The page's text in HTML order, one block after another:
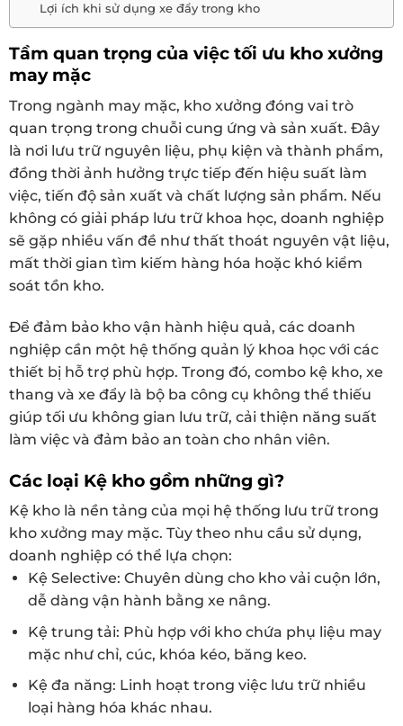
Lợi ích khi sử dụng xe đẩy trong kho
Tầm quan trọng của việc tối ưu kho xưởng
may mặc
Trong ngành may mặc, kho xưởng đóng vai trò
quan trọng trong chuỗi cung ứng và sản xuất. Đây
là nơi lưu trữ nguyên liệu, phụ kiện và thành phẩm,
đồng thời ảnh hưởng trực tiếp đến hiệu suất làm
việc, tiến độ sản xuất và chất lượng sản phẩm. Nếu
không có giải pháp lưu trữ khoa học, doanh nghiệp
sẽ gặp nhiều vấn đề như thất thoát nguyên vật liệu,
mất thời gian tìm kiếm hàng hóa hoặc khó kiểm
soát tồn kho.
Để đảm bảo kho vận hành hiệu quả, các doanh
nghiệp cần một hệ thống quản lý khoa học với các
thiết bị hỗ trợ phù hợp. Trong đó, combo kệ kho, xe
thang và xe đẩy là bộ ba công cụ không thể thiếu
giúp tối ưu không gian lưu trữ, cải thiện năng suất
làm việc và đảm bảo an toàn cho nhân viên.
Các loại Kệ kho gồm những gì?
Kệ kho là nền tảng của mọi hệ thống lưu trữ trong
kho xưởng may mặc. Tùy theo nhu cầu sử dụng,
doanh nghiệp có thể lựa chọn:
Kệ Selective: Chuyên dùng cho kho vải cuộn lớn,
dễ dàng vận hành bằng xe nâng.
Kệ trung tải: Phù hợp với kho chứa phụ liệu may
mặc như chỉ, cúc, khóa kéo, băng keo.
Kệ đa năng: Linh hoạt trong việc lưu trữ nhiều
loại hàng hóa khác nhau.